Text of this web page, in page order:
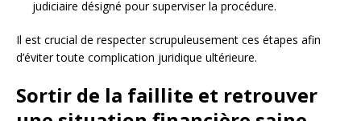
judiciaire désigné pour superviser la procédure.
Il est crucial de respecter scrupuleusement ces étapes afin
d’éviter toute complication juridique ultérieure.
Sortir de la faillite et retrouver